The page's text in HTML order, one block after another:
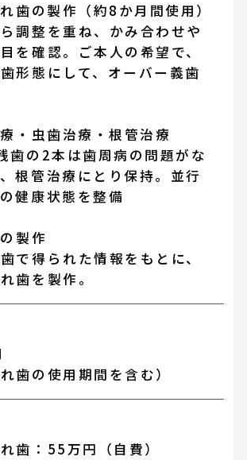
歯の製作（約8か月間使用）
調整を重ね、かみ合わせや
を確認。ご本人の希望で、
形態にして、オーバー義歯
・虫歯治療・根管治療
歯の2本は歯周病の問題がな
根管治療にとり保持。並行
健康状態を整備
製作
で得られた情報をもとに、
歯を製作。
歯の使用期間を含む）
歯：55万円（自費）